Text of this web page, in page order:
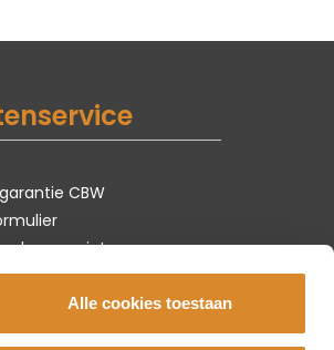
Alle cookies toestaan
CBW
genieten
cookies